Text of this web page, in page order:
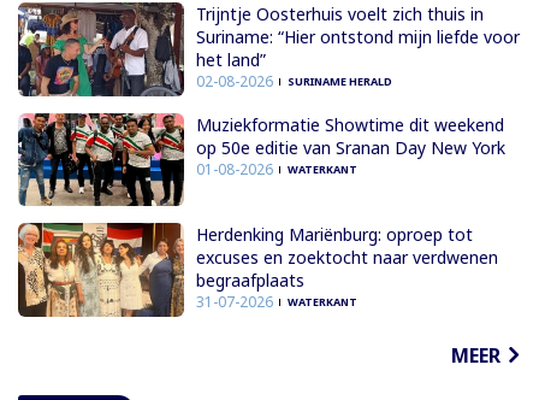
Trijntje Oosterhuis voelt zich thuis in
Suriname: “Hier ontstond mijn liefde voor
het land”
02-08-2026 SURINAME HERALD
Muziekformatie Showtime dit weekend
op 50e editie van Sranan Day New York
01-08-2026 WATERKANT
Herdenking Mariënburg: oproep tot
excuses en zoektocht naar verdwenen
begraafplaats
31-07-2026 WATERKANT
MEER